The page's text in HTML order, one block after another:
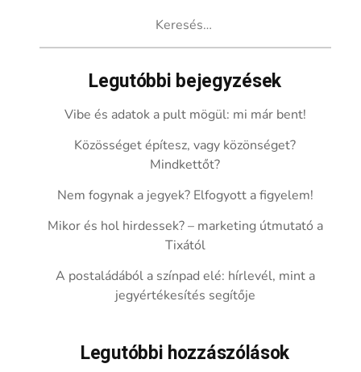
Legutóbbi bejegyzések
Vibe és adatok a pult mögül: mi már bent!
Közösséget építesz, vagy közönséget?
Mindkettőt?
Nem fogynak a jegyek? Elfogyott a figyelem!
Mikor és hol hirdessek? – marketing útmutató a
Tixától
A postaládából a színpad elé: hírlevél, mint a
jegyértékesítés segítője
Legutóbbi hozzászólások